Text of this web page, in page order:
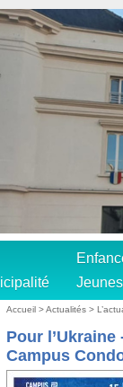
Accueil > Actualités >
Pour
Campus